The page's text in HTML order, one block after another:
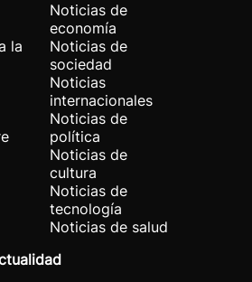
la
Noticias de
economía
Noticias de
sociedad
Noticias
internacionales
Noticias de
política
Noticias de
cultura
Noticias de
tecnología
Noticias de salud